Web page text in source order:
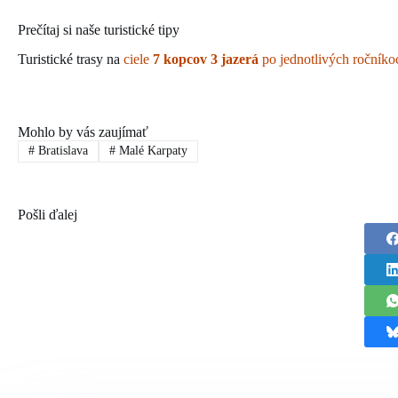
Prečítaj si naše turistické tipy
Turistické trasy na ciele 7 kopcov 3 jazerá po jednotlivých
Mohlo by vás zaujímať
#Bratislava #Malé Karpaty
Pošli ďalej